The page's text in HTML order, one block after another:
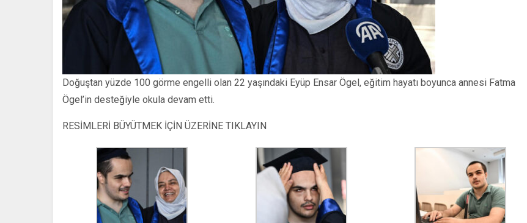
Doğuştan yüzde 100 görme engelli olan 22 yaşındaki Eyüp Ensar Ögel, eğitim hayatı boyunca annesi Fatma
Ögel’in desteğiyle okula devam etti.
RESİMLERİ BÜYÜTMEK İÇİN ÜZERİNE TIKLAYIN